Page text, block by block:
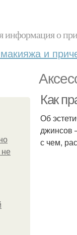
информация о
и
Как
Об
джинсов
с чем,